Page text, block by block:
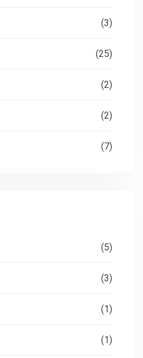
(3)
(25)
(2)
(2)
(7)
(5)
(3)
(1)
(1)